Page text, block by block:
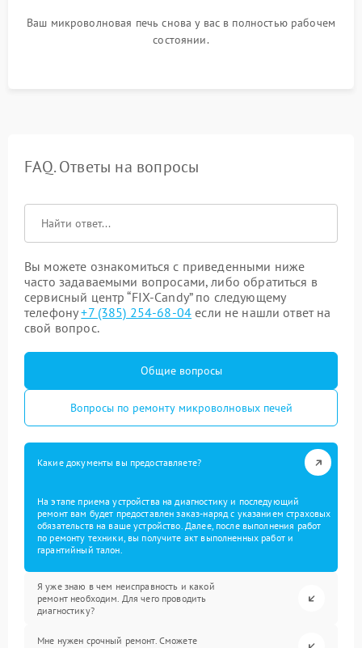
Ваш микроволновая печь снова у вас в полностью рабочем
состоянии.
FAQ. Ответы на вопросы
Вы можете ознакомиться с приведенными ниже
часто задаваемыми вопросами, либо обратиться в
сервисный центр “FIX-Candy” по следующему
телефону+7 (385) 254-68-04 если не нашли ответ на
свой вопрос.
Общие вопросы
Вопросы по ремонту микроволновых печей
Какие документы вы предоставляете?
На этапе приема устройства на диагностику и последующий
ремонт вам будет предоставлен заказ-наряд с указанием страховых
обязательств на ваше устройство. Далее, после выполнения работ
по ремонту техники, вы получите акт выполненных работ и
гарантийный талон.
Я уже знаю в чем неисправность и какой
ремонт необходим. Для чего проводить
диагностику?
Мне нужен срочный ремонт. Сможете